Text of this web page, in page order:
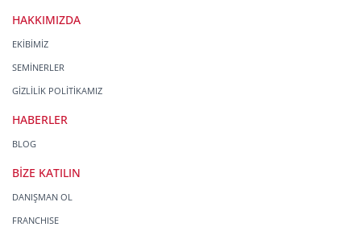
HAKKIMIZDA
EKİBİMİZ
SEMİNERLER
GİZLİLİK POLİTİKAMIZ
HABERLER
BLOG
BİZE KATILIN
DANIŞMAN OL
FRANCHISE